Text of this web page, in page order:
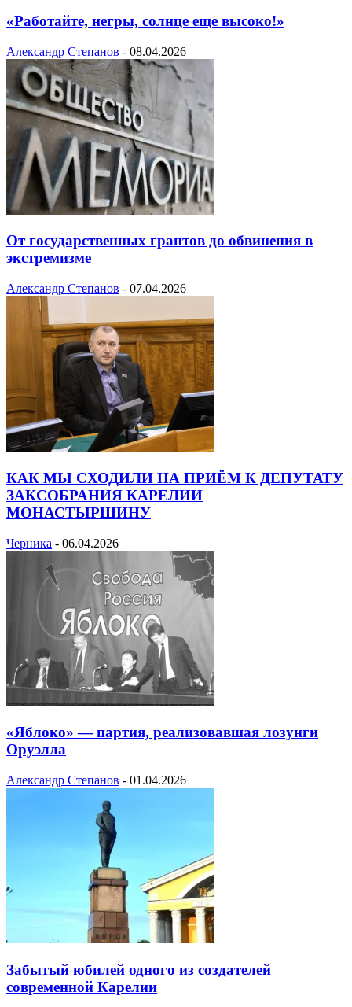
«Работайте, негры, солнце еще высоко!»
Александр Степанов - 08.04.2026
От государственных грантов до обвинения в
экстремизме
Александр Степанов - 07.04.2026
КАК МЫ СХОДИЛИ НА ПРИЁМ К ДЕПУТАТУ
ЗАКСОБРАНИЯ КАРЕЛИИ
МОНАСТЫРШИНУ
Черника - 06.04.2026
«Яблоко» — партия, реализовавшая лозунги
Оруэлла
Александр Степанов - 01.04.2026
Забытый юбилей одного из создателей
современной Карелии